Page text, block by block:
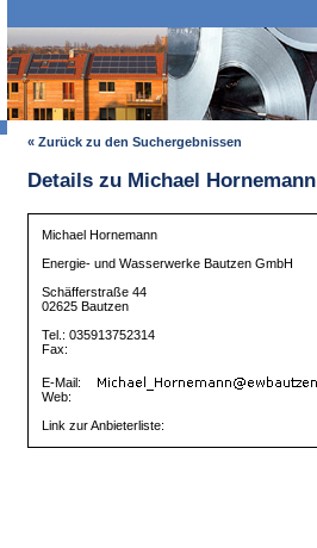
« Zurück zu den Suchergebnissen
Details zu Michael Hornemann
Michael Hornemann
Energie- und Wasserwerke Bautzen GmbH
Schäfferstraße 44
02625 Bautzen
Tel.: 035913752314
Fax:
E-Mail:
Web:
Link zur Anbieterliste: